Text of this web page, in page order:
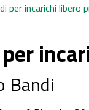
per incarichi libero
Bandi